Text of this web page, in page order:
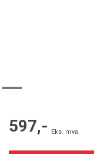
597,- Eks. mva.